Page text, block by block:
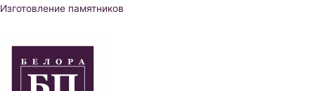
Перейти
Изготовление памятников